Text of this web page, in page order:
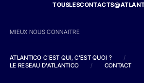
MIEUX NOUS CONNAITRE
ATLANTICO C'EST QUI, C'EST QUOI ?
/
LE RESEAU D'ATLANTICO
/ CONTACT